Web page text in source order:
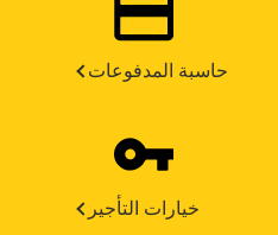
حاسبة المدفوعات
خيارات التأجير